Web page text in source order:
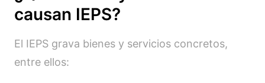
causan IEPS?
El IEPS grava bienes y servicios concretos,
entre ellos: